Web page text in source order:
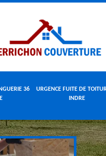
36
URGENCE FUITE DE
INDRE